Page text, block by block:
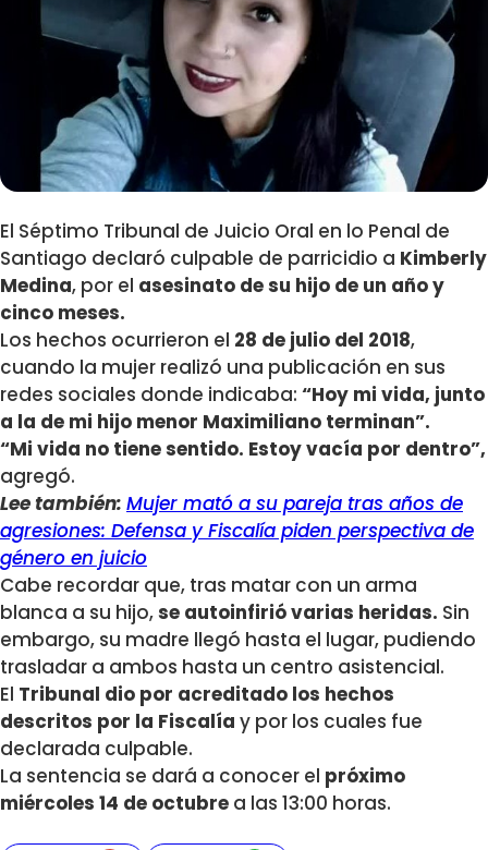
El Séptimo Tribunal de Juicio Oral en lo Penal de
Santiago declaró culpable de parricidio a Kimberly
Medina, por el asesinato de su hijo de un año y
cinco meses.
Los hechos ocurrieron el 28 de julio del 2018,
cuando la mujer realizó una publicación en sus
redes sociales donde indicaba: “Hoy mi vida, junto
a la de mi hijo menor Maximiliano terminan”.
“Mi vida no tiene sentido. Estoy vacía por dentro”,
agregó.
Lee también: Mujer mató a su pareja tras años de
agresiones: Defensa y Fiscalía piden perspectiva de
género en juicio
Cabe recordar que, tras matar con un arma
blanca a su hijo,se autoinfirió varias heridas. Sin
embargo, su madre llegó hasta el lugar, pudiendo
trasladar a ambos hasta un centro asistencial.
El Tribunal dio por acreditado los hechos
descritos por la Fiscalía y por los cuales fue
declarada culpable.
La sentencia se dará a conocer el próximo
miércoles 14 de octubre a las 13:00 horas.